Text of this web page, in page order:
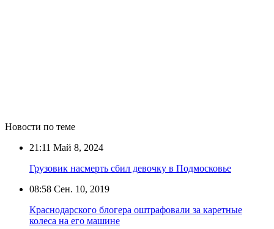
Новости по теме
21:11 Май 8, 2024
Грузовик насмерть сбил девочку в Подмосковье
08:58 Сен. 10, 2019
Краснодарского блогера оштрафовали за каретные
колеса на его машине